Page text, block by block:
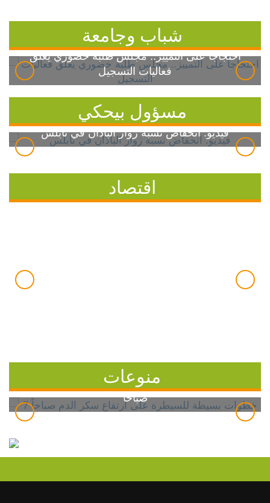
شباب وجامعة
احتجاجاً على التمييز.. مجلس طلبة خضوري يعلق
فعاليات التسجيل
مسؤول بيحكي
فيديو: انخفاض نسبة زوار الباذان في نابلس
اقتصاد
منوعات
7 خطوات بسيطة للسيطرة على ارتفاع سكر الدم
صباحاً